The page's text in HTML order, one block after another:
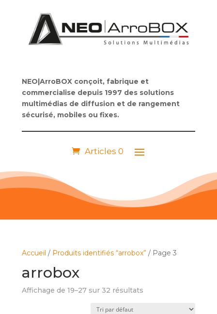
NEO|ArroBOX conçoit, fabrique et
commercialise depuis 1997 des solutions
multimédias de diffusion et de rangement
sécurisé, mobiles ou fixes.
Articles 0
Accueil / Produits identifiés “arrobox” / Page 3
arrobox
Affichage de 19–27 sur 32 résultats